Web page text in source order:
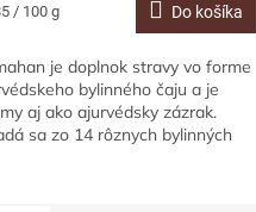
/ 100 g Do košíka
je doplnok stravy vo forme
bylinného čaju a je
aj ako ajurvédsky zázrak.
sa zo 14 rôznych bylinných